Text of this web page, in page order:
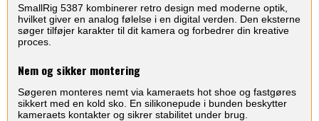
SmallRig 5387 kombinerer retro design med moderne optik,
hvilket giver en analog følelse i en digital verden. Den eksterne
søger tilføjer karakter til dit kamera og forbedrer din kreative
proces.
Nem og sikker montering
Søgeren monteres nemt via kameraets hot shoe og fastgøres
sikkert med en kold sko. En silikonepude i bunden beskytter
kameraets kontakter og sikrer stabilitet under brug.